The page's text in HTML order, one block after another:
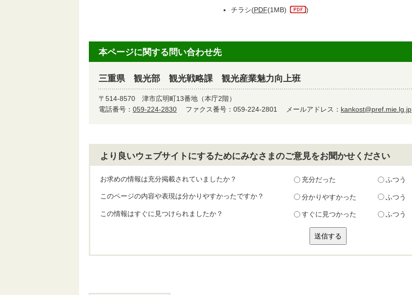
チラシ(PDF(1MB) )
本ページに関する問い合わせ先
三重県 観光部 観光戦略課 観光産業魅力向上班
〒514-8570 津市広明町13番地（本庁2階）
電話番号： 059-224-2830 ファクス番号：059-224-2801 メールアドレス： kankost@pref.mie.lg.jp
より良いウェブサイトにするためにみなさまのご意見をお聞かせください
お求めの情報は充分掲載されていましたか？ 充分だった ふつう
このページの内容や表現は分かりやすかったですか？ 分かりやすかった ふつう
この情報はすぐに見つけられましたか？ すぐに見つかった ふつう